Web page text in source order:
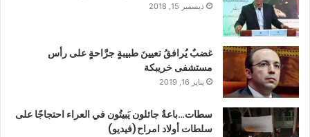
ديسمبر 15, 2018
غضبٌ يُرافقُ تعيينَ طبيبةٍ جرَّاحةٍ على رأس
مستشفى خريبكة
يناير 16, 2019
سطات…باعةٌ جائلون يَبيتُون في العراء احتجاجًا على
سلطات أولاد امراح(فيديو)